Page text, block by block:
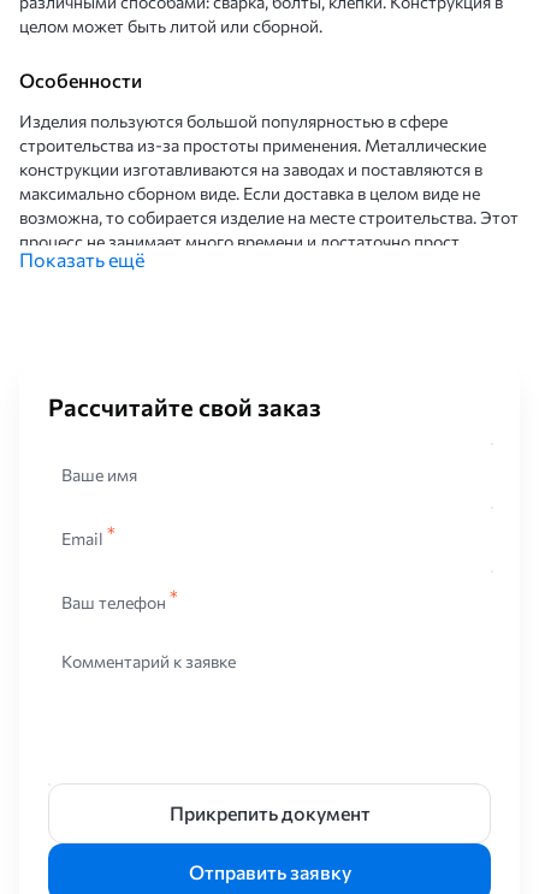
целом может быть литой или сборной.
Особенности
Изделия пользуются большой популярностью в сфере
строительства из-за простоты применения. Металлические
конструкции изготавливаются на заводах и поставляются в
максимально сборном виде. Если доставка в целом виде не
возможна, то собирается изделие на месте строительства. Этот
процесс не занимает много времени и достаточно прост.
Преимуществом изделия из металла является возможность
Металлические конструкции имеют меньший вес в сравнении с
из различных марок стали. Подбирать материал нужно исходя
разнообразию из металла собирают разнообразные
сооружения, которые невозможно реализовать в другом
В экономическом плане бюджетные.
использование. Это никак не сказывается на его свойствах.
свойствам металлические конструкции используют для
хранения жидких субстанций. Металл огнеустойчив.
Использование таких конструкций безопасно с точки зрения
требований пожарных нормативов. Недостатком
металлических конструкций является подверженность
Показать ещё
Рассчитайте свой заказ
Ваше имя
Email
Ваш телефон
Комментарий к заявке
Прикрепить документ
Отправить заявку